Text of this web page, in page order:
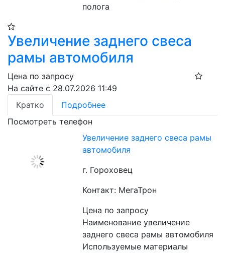
полога
Увеличение заднего свеса
рамы автомобиля
Цена по запросу
На сайте с 28.07.2026 11:49
Кратко
Подробнее
Посмотреть телефон
Увеличение заднего свеса рамы
автомобиля
г. Гороховец
Контакт: МегаТрон
Цена по запросу
Наименование увеличение
заднего свеса рамы автомобиля
Используемые материалы